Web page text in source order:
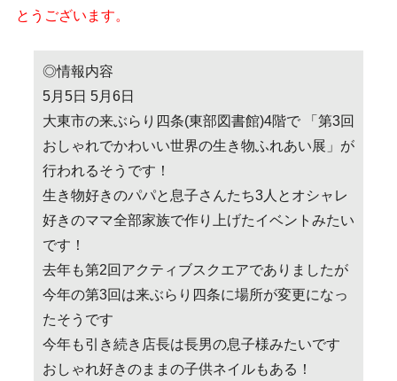
とうございます。
◎情報内容
5月5日 5月6日
大東市の来ぶらり四条(東部図書館)4階で 「第3回
おしゃれでかわいい世界の生き物ふれあい展」が
行われるそうです！
生き物好きのパパと息子さんたち3人とオシャレ
好きのママ全部家族で作り上げたイベントみたい
です！
去年も第2回アクティブスクエアでありましたが
今年の第3回は来ぶらり四条に場所が変更になっ
たそうです
今年も引き続き店長は長男の息子様みたいです
おしゃれ好きのままの子供ネイルもある！